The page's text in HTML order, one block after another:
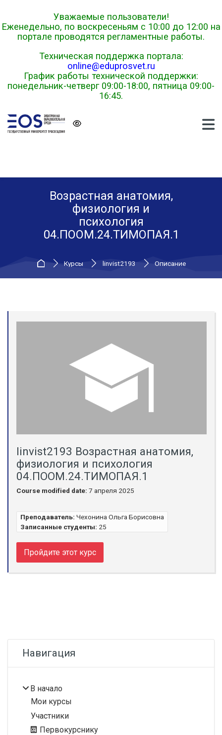
Уважаемые пользователи!
Еженедельно, по воскресеньям с 10:00 до 12:00 на
портале проводятся регламентные работы.
Техническая поддержка портала:
online@eduprosvet.ru
График работы технической поддержки:
понедельник-четверг 09:00-18:00, пятница 09:00-
16:45.
Возрастная анатомия,
физиология и
психология
04.ПООМ.24.ТИМОПАЯ.1
В начало
Курсы linvist2193 Описание
linvist2193 Возрастная анатомия,
физиология и психология
04.ПООМ.24.ТИМОПАЯ.1
Course modified date: 7 апреля 2025
Преподаватель: Чехонина Ольга Борисовна
Записанные студенты: 25
Пройдите этот курс
Навигация
В начало
Мои курсы
Участники
Первокурснику